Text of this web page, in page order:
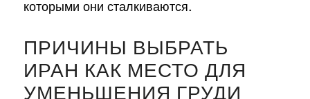
которыми они сталкиваются.
ПРИЧИНЫ ВЫБРАТЬ
ИРАН КАК МЕСТО ДЛЯ
УМЕНЬШЕНИЯ ГРУДИ